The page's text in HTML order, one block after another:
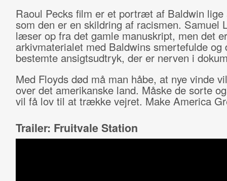
Raoul Pecks film er et portræt af Baldwin lige
som den er en skildring af racismen. Samuel
læser op fra det gamle manuskript, men det er
arkivmaterialet med Baldwins smertefulde og
bestemte ansigtsudtryk, der er nerven i
Med Floyds død må man håbe, at nye vinde
over det amerikanske land. Måske de sorte
vil få lov til at trække vejret. Make America
Trailer: Fruitvale Station